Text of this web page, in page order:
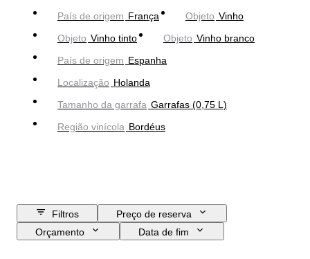
País de origem França Objeto Vinho
Objeto Vinho tinto Objeto Vinho branco
País de origem Espanha
Localização Holanda
Tamanho da garrafa Garrafas (0,75 L)
Região vinícola Bordéus
Filtros
Preço de reserva
Orçamento
Data de fim